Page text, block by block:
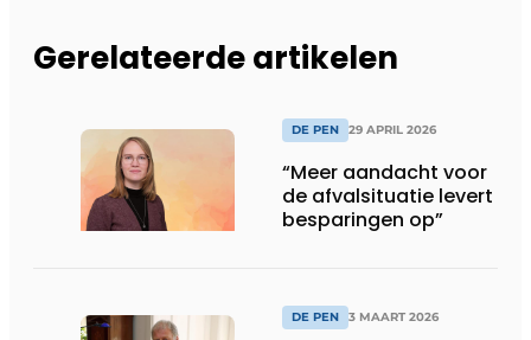
Gerelateerde artikelen
DE PEN 29 APRIL 2026
“Meer aandacht voor
de afvalsituatie levert
besparingen op”
DE PEN 3 MAART 2026